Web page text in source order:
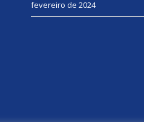
fevereiro de 2024